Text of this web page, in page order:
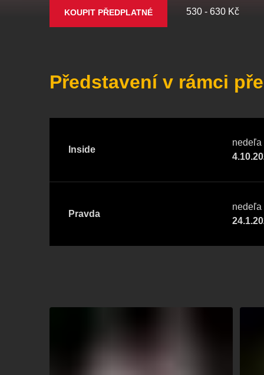
KOUPIT PŘEDPLATNÉ 530 - 630 Kč
Představení v rámci
Inside
nedeľa
Pravda
nedeľa